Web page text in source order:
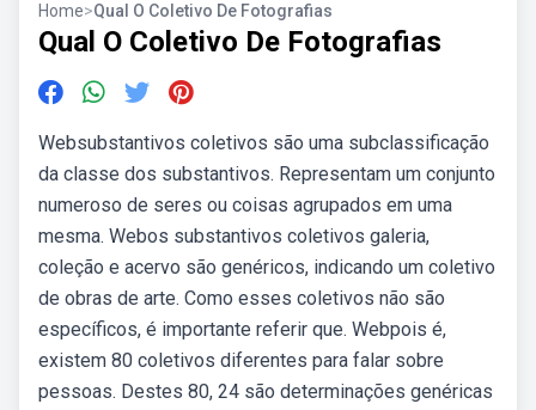
Home>Qual O Coletivo De Fotografias
Qual O Coletivo De Fotografias
Websubstantivos coletivos são uma subclassificação
da classe dos substantivos. Representam um conjunto
numeroso de seres ou coisas agrupados em uma
mesma. Webos substantivos coletivos galeria,
coleção e acervo são genéricos, indicando um coletivo
de obras de arte. Como esses coletivos não são
específicos, é importante referir que. Webpois é,
existem 80 coletivos diferentes para falar sobre
pessoas. Destes 80, 24 são determinações genéricas